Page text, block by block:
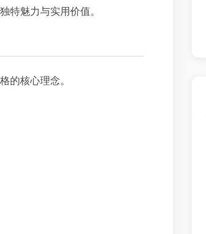
特魅力与实用价值。
的核心理念。